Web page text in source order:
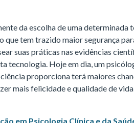
da escolha de uma determinada
que tem trazido maior segurança
suas práticas nas evidências
tecnologia. Hoje em dia, um
proporciona terá maiores
mais felicidade e qualidade de vida
em Psicologia Clínica e da